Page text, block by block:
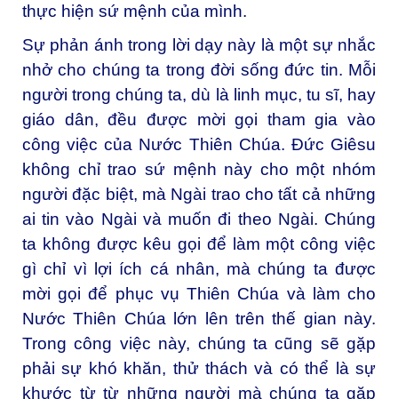
thực hiện sứ mệnh của mình.
Sự phản ánh trong lời dạy này là một sự nhắc
nhở cho chúng ta trong đời sống đức tin. Mỗi
người trong chúng ta, dù là linh mục, tu sĩ, hay
giáo dân, đều được mời gọi tham gia vào
công việc của Nước Thiên Chúa. Đức Giêsu
không chỉ trao sứ mệnh này cho một nhóm
người đặc biệt, mà Ngài trao cho tất cả những
ai tin vào Ngài và muốn đi theo Ngài. Chúng
ta không được kêu gọi để làm một công việc
gì chỉ vì lợi ích cá nhân, mà chúng ta được
mời gọi để phục vụ Thiên Chúa và làm cho
Nước Thiên Chúa lớn lên trên thế gian này.
Trong công việc này, chúng ta cũng sẽ gặp
phải sự khó khăn, thử thách và có thể là sự
khước từ từ những người mà chúng ta gặp